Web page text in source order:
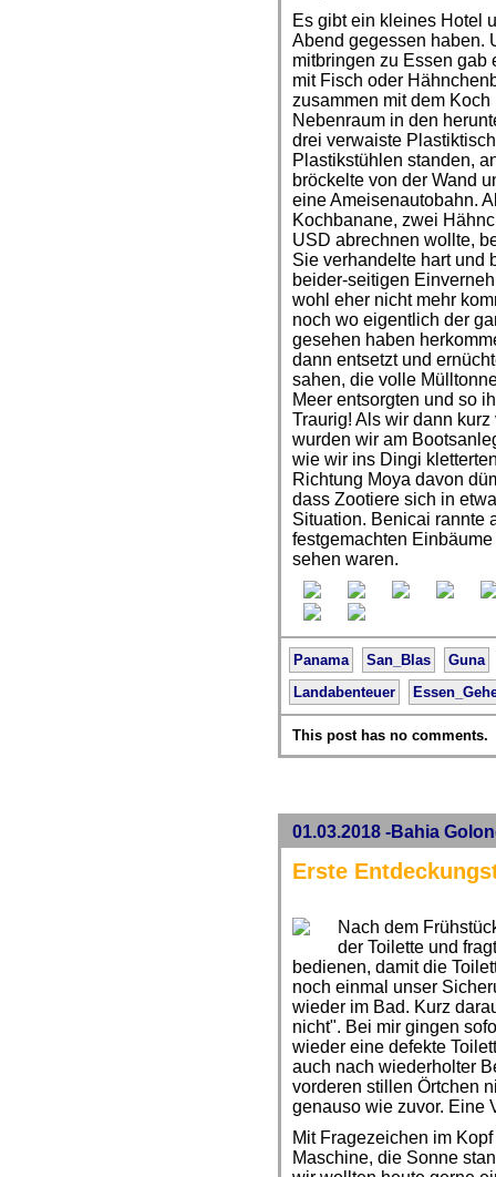
Es gibt ein kleines Hotel
Abend gegessen haben.
mitbringen zu Essen gab
mit Fisch oder
zusammen mit dem
Nebenraum in den
drei verwaiste
Plastikstühlen standen,
bröckelte von der Wand
eine Ameisenautobahn.
Kochbanane, zwei
USD abrechnen wollte,
Sie verhandelte hart und
beider-seitigen
wohl eher nicht mehr
noch wo eigentlich der
gesehen haben
dann entsetzt und
sahen, die volle
Meer entsorgten und so
Traurig! Als wir dann
wurden wir am
wie wir ins Dingi
Richtung Moya davon
dass Zootiere sich in
Situation. Benicai rannte
festgemachten
sehen waren.
Panama San_Blas
Guna
Landabenteuer
This post has no comments.
01.03.2018 -Bahia
Erste
Nach dem
der Toilette und
bedienen, damit die
noch einmal unser
wieder im Bad. Kurz
nicht". Bei mir gingen
wieder eine defekte
auch nach wiederholter
vorderen stillen Örtchen
genauso wie zuvor. Eine
Mit Fragezeichen im
Maschine, die Sonne